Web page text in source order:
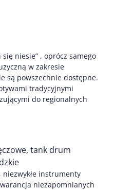
niesie” , oprócz samego
w zakresie
są powszechnie dostępne.
tradycyjnymi
do regionalnych
tank drum
instrumenty
niezapomnianych